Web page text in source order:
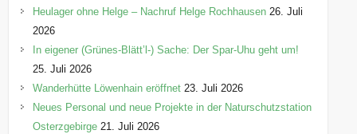
Heulager ohne Helge – Nachruf Helge Rochhausen 26. Juli
2026
In eigener (Grünes-Blätt’l-) Sache: Der Spar-Uhu geht um!
25. Juli 2026
Wanderhütte Löwenhain eröffnet 23. Juli 2026
Neues Personal und neue Projekte in der Naturschutzstation
Osterzgebirge 21. Juli 2026